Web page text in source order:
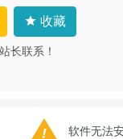
收藏
长联系！
软件无法
损放大软件
醒工具